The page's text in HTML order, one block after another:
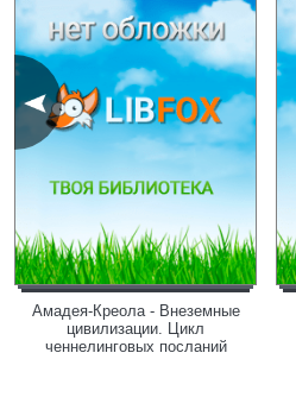
Амадея-Креола - Внеземные
цивилизации. Цикл
ченнелинговых посланий